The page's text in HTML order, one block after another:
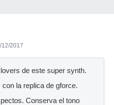
12/2017
de este super synth.
la replica de gforce.
Conserva el tono